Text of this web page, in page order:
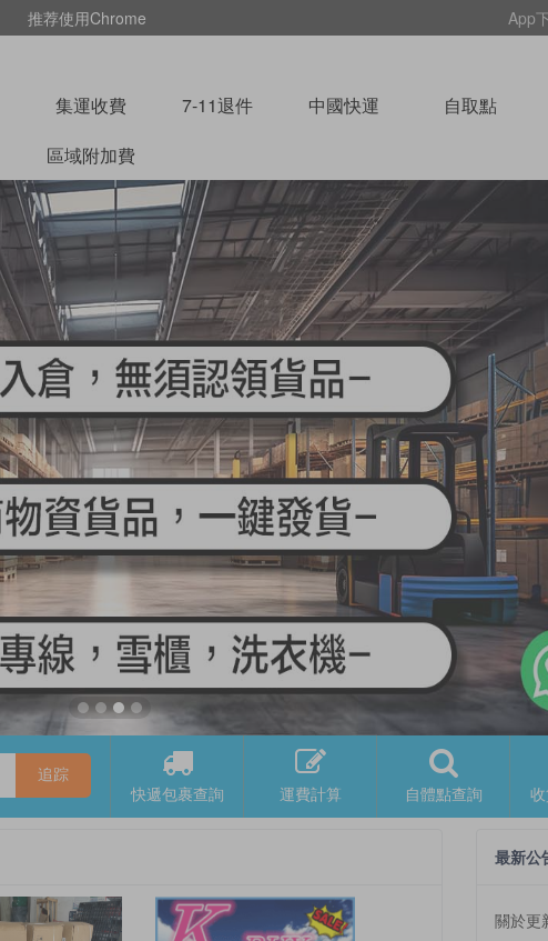
推荐使用Chrome App
集運收費 7-11退件 中國快運 自取點
區域附加費
快遞包裹查詢 運費計算 自體點查詢
最新公
關於更